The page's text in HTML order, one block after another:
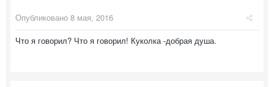
Опубликовано 8 мая, 2016
Что я говорил? Что я говорил! Куколка -добрая душа.